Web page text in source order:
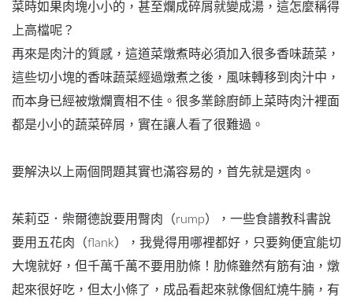
菜時如果肉塊小小的，甚至爛成碎屑就變成湯，這怎麼稱得
上高檔呢？
再來是肉汁的質感，這道菜燉煮時必須加入很多香味蔬菜，
這些切小塊的香味蔬菜經過燉煮之後，風味轉移到肉汁中，
而本身已經被燉爛賣相不佳。很多業餘廚師上菜時肉汁裡面
都是小小的蔬菜碎屑，實在讓人看了很難過。
要解決以上兩個問題其實也滿容易的，首先就是選肉。
茱莉亞．柴爾德說要用臀肉（rump），一些食譜教科書說
要用五花肉（flank），我覺得用哪裡都好，只要夠便宜能切
大塊就好，但千萬千萬不要用肋條！肋條雖然有筋有油，燉
起來很好吃，但太小條了，成品看起來就像個紅燒牛腩，有